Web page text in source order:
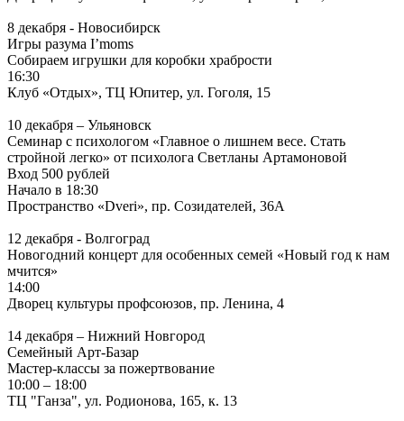
8 декабря - Новосибирск
Игры разума I’moms
Собираем игрушки для коробки храбрости
16:30
Клуб «Отдых», ТЦ Юпитер, ул. Гоголя, 15
10 декабря – Ульяновск
Семинар с психологом «Главное о лишнем весе. Стать
стройной легко» от психолога Светланы Артамоновой
Вход 500 рублей
Начало в 18:30
Пространство «Dveri», пр. Созидателей, 36А
12 декабря - Волгоград
Новогодний концерт для особенных семей «Новый год к нам
мчится»
14:00
Дворец культуры профсоюзов, пр. Ленина, 4
14 декабря – Нижний Новгород
Семейный Арт-Базар
Мастер-классы за пожертвование
10:00 – 18:00
ТЦ "Ганза", ул. Родионова, 165, к. 13